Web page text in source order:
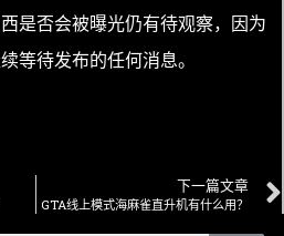
是否会被曝光仍有待观察，因为
等待发布的任何消息。
下一篇文章
GTA线上模式海麻雀直升机有什么用？